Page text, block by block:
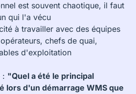
est souvent chaotique, il faut
qui l'a vécu
à travailler avec des équipes
chefs de quai,
d'exploitation
: "Quel a été le principal
lors d'un démarrage WMS que